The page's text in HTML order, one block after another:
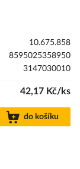
10.675.858
8595025358950
3147030010
42,17 Kč/ks
do košíku